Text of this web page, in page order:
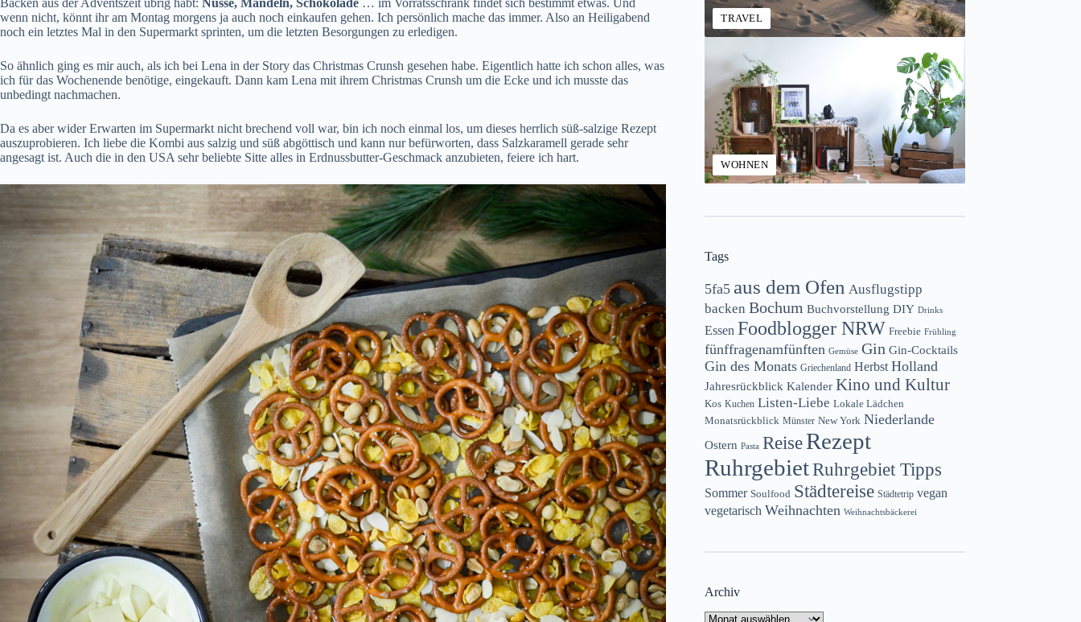
Backen aus der Adventszeit übrig habt: Nüsse, Mandeln, Schokolade … im Vorratsschrank findet sich bestimmt etwas. Und
wenn nicht, könnt ihr am Montag morgens ja auch noch einkaufen gehen. Ich persönlich mache das immer. Also an Heiligabend
noch ein letztes Mal in den Supermarkt sprinten, um die letzten Besorgungen zu erledigen.
So ähnlich ging es mir auch, als ich bei Lena in der Story das Christmas Crunsh gesehen habe. Eigentlich hatte ich schon alles, was
ich für das Wochenende benötige, eingekauft. Dann kam Lena mit ihrem Christmas Crunsh um die Ecke und ich musste das
unbedingt nachmachen.
Da es aber wider Erwarten im Supermarkt nicht brechend voll war, bin ich noch einmal los, um dieses herrlich süß-salzige Rezept
auszuprobieren. Ich liebe die Kombi aus salzig und süß abgöttisch und kann nur befürworten, dass Salzkaramell gerade sehr
angesagt ist. Auch die in den USA sehr beliebte Sitte alles in Erdnussbutter-Geschmack anzubieten, feiere ich hart.
TRAVEL
WOHNEN
Tags
5fa5 aus dem Ofen Ausflugstipp
backen Bochum Buchvorstellung DIY Drinks
Essen Foodblogger NRW Freebie Frühling
fünffragenamfünften Gemüse Gin Gin-Cocktails
Gin des Monats Griechenland Herbst Holland
Jahresrückblick Kalender Kino und Kultur
Kos Kuchen Listen-Liebe Lokale Lädchen
Monatsrückblick Münster New York Niederlande
Ostern Pasta ReiseRezept
RuhrgebietRuhrgebiet Tipps
Sommer Soulfood Städtereise Städtetrip vegan
vegetarisch Weihnachten Weihnachtsbäckerei
Archiv
Archiv